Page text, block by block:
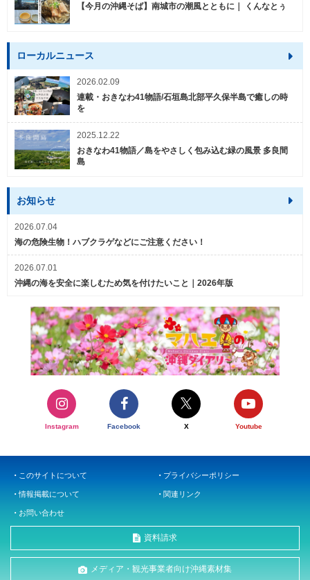
【今月の沖縄そば】南城市の潮風とともに｜ くんなとぅ
ローカルニュース
2026.02.09
連載・おきなわ41物語/石垣島北部平久保半島で癒しの時
を
2025.12.22
おきなわ41物語／島をやさしく包み込む緑の風景 多良間
島
お知らせ
2026.07.04
海の危険生物！ハブクラゲなどにご注意ください！
2026.07.01
沖縄の海を安全に楽しむため気を付けたいこと｜2026年版
Instagram Facebook X Youtube
このサイトについて プライバシーポリシー
情報掲載について 関連リンク
お問い合わせ
資料請求
メディア・観光事業者向け沖縄素材集